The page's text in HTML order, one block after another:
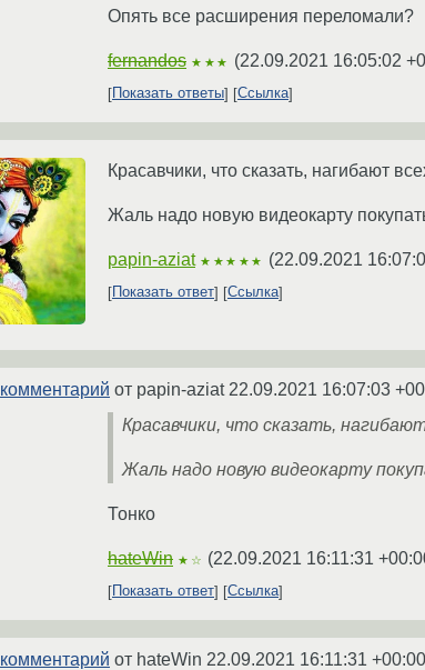
Опять все расширения переломали?
fernandos ★★★ (22.09.2021 16:05:02
Показать ответы Ссылка
Красавчики, что сказать, нагибают
Жаль надо новую видеокарту
papin-aziat ★★★★★ (22.09.2021
Показать ответ Ссылка
комментарий от papin-aziat 22.09.2021 16:07:03
Красавчики, что сказать,
Жаль надо новую видеокарту
Тонко
hateWin ★☆ (22.09.2021 16:11:31
Показать ответ Ссылка
комментарий от hateWin 22.09.2021 16:11:31 +00:00